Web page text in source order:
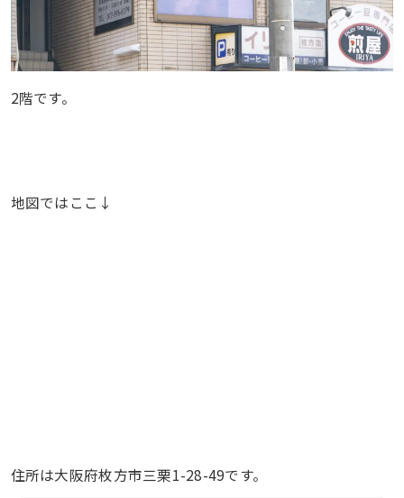
2階です。
地図ではここ↓
住所は大阪府枚方市三栗1-28-49です。